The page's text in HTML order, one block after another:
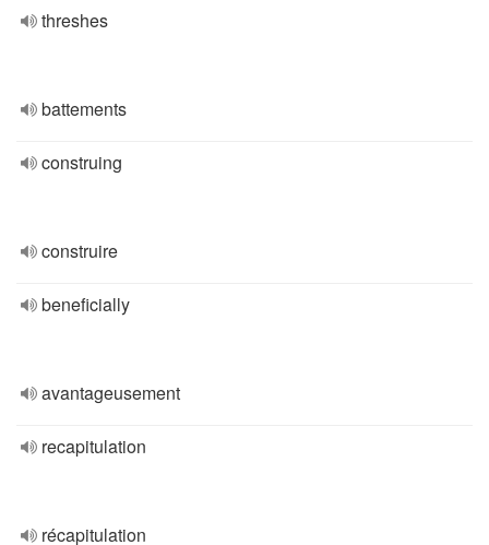
threshes
battements
construing
construire
beneficially
avantageusement
recapitulation
récapitulation